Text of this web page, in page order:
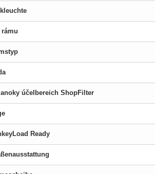
rámu
účelbereich ShopFilter
Ready